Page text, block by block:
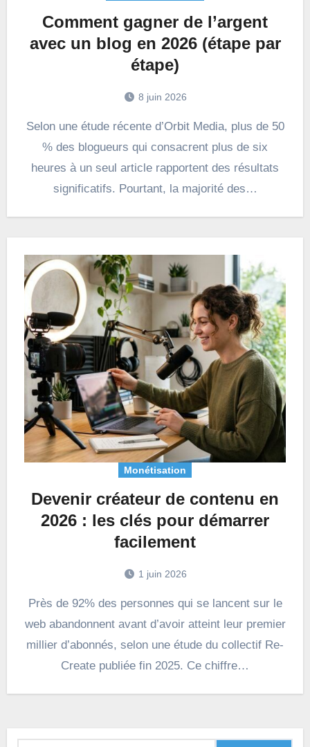
Comment gagner de l’argent
avec un blog en 2026 (étape par
étape)
8 juin 2026
Selon une étude récente d’Orbit Media, plus de 50
% des blogueurs qui consacrent plus de six
heures à un seul article rapportent des résultats
significatifs. Pourtant, la majorité des…
Monétisation
Devenir créateur de contenu en
2026 : les clés pour démarrer
facilement
1 juin 2026
Près de 92% des personnes qui se lancent sur le
web abandonnent avant d’avoir atteint leur premier
millier d’abonnés, selon une étude du collectif Re-
Create publiée fin 2025. Ce chiffre…